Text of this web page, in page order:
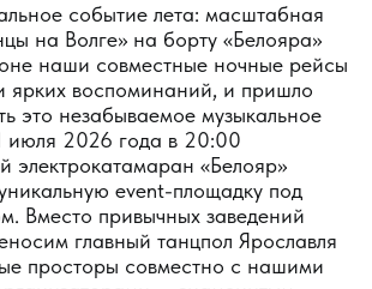
событие лета: масштабная
на Волге» на борту «Белояра»
наши совместные ночные рейсы
ярких воспоминаний, и пришло
это незабываемое музыкальное
июля 2026 года в 20:00
электрокатамаран «Белояр»
event-площадку под
Вместо привычных заведений
главный танцпол Ярославля
просторы совместно с нашими